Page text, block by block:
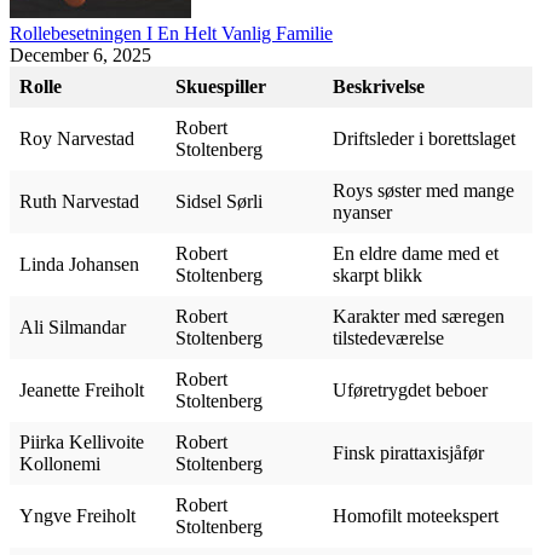
Rollebesetningen I En Helt Vanlig Familie
December 6, 2025
Rolle
Skuespiller Beskrivelse
Roy Narvestad
Robert
Stoltenberg
Driftsleder i borettslaget
Ruth Narvestad Sidsel Sørli
Roys søster med mange
nyanser
Linda Johansen
Robert
Stoltenberg
En eldre dame med et
skarpt blikk
Ali Silmandar
Robert
Stoltenberg
Karakter med særegen
tilstedeværelse
Jeanette Freiholt
Robert
Stoltenberg
Uføretrygdet beboer
Piirka Kellivoite
Kollonemi
Robert
Stoltenberg
Finsk pirattaxisjåfør
Yngve Freiholt
Robert
Stoltenberg
Homofilt moteekspert